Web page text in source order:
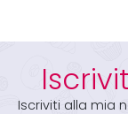
Iscriviti alla mia